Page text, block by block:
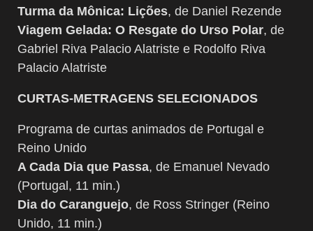
Turma da Mônica: Lições, de Daniel Rezende
Viagem Gelada: O Resgate do Urso Polar, de
Gabriel Riva Palacio Alatriste e Rodolfo Riva
Palacio Alatriste
CURTAS-METRAGENS SELECIONADOS
Programa de curtas animados de Portugal e
Reino Unido
A Cada Dia que Passa, de Emanuel Nevado
(Portugal, 11 min.)
Dia do Caranguejo, de Ross Stringer (Reino
Unido, 11 min.)